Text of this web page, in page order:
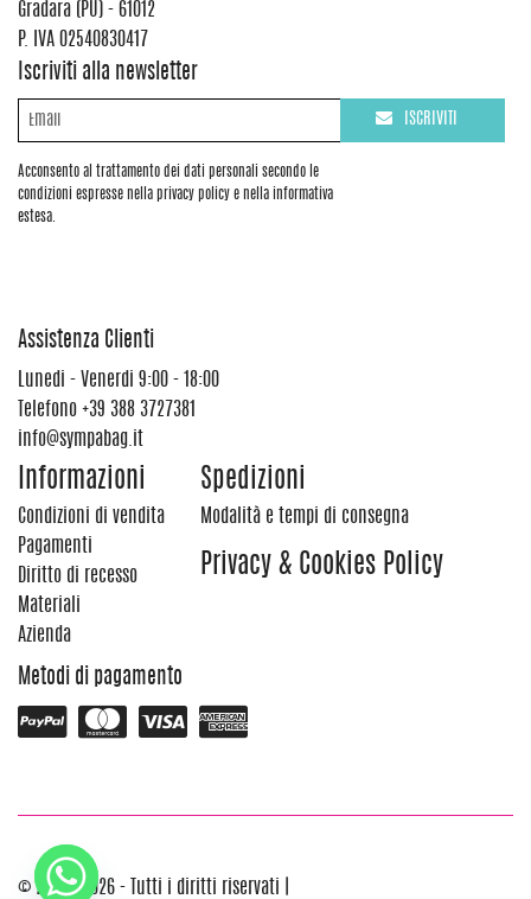
Gradara (PU) - 61012
P. IVA 02540830417
Iscriviti alla newsletter
Acconsento al trattamento dei dati personali secondo le
condizioni espresse nella privacy policy e nella informativa
estesa.
ISCRIVITI
Assistenza Clienti
Lunedi - Venerdi 9:00 - 18:00
Telefono +39 388 3727381
info@sympabag.it
Informazioni
Condizioni di vendita
Pagamenti
Diritto di recesso
Materiali
Azienda
Spedizioni
Modalità e tempi di consegna
Privacy & Cookies Policy
Metodi di pagamento
© 2012 - 2026 - Tutti i diritti riservati |